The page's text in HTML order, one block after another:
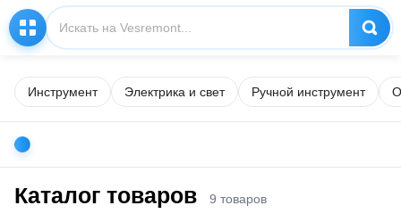
Инструмент Электрика и свет Ручной инструмент
Каталог товаров 9 товаров